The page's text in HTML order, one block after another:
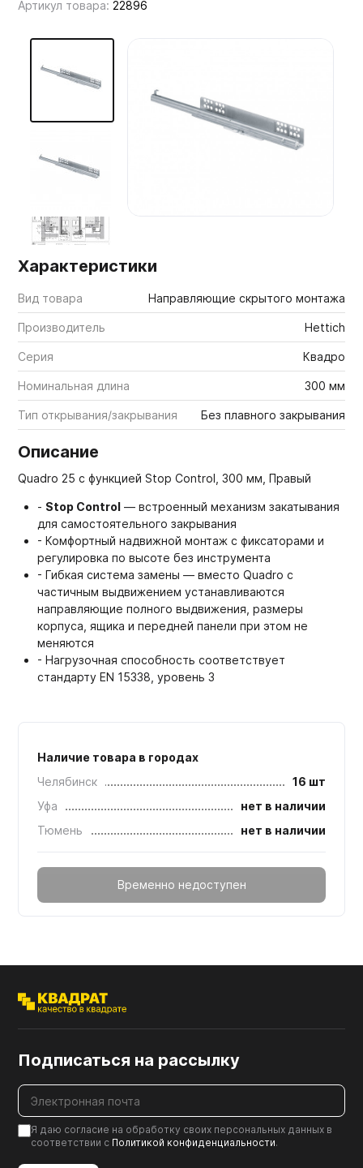
Артикул товара: 22896
Характеристики
Вид товара Направляющие скрытого монтажа
Производитель Hettich
Серия Квадро
Номинальная длина 300 мм
Тип открывания/закрывания Без плавного закрывания
Описание
Quadro 25 с функцией Stop Control, 300 мм, Правый
- Stop Control — встроенный механизм закатывания
для самостоятельного закрывания
- Комфортный надвижной монтаж с фиксаторами и
регулировка по высоте без инструмента
- Гибкая система замены — вместо Quadro с
частичным выдвижением устанавливаются
направляющие полного выдвижения, размеры
корпуса, ящика и передней панели при этом не
меняются
- Нагрузочная способность соответствует
стандарту EN 15338, уровень 3
Наличие товара в городах
Челябинск
16 шт
Уфа
нет в наличии
Тюмень
нет в наличии
Временно недоступен
Подписаться на рассылку
Я даю согласие на обработку своих персональных данных в
соответствии с Политикой конфиденциальности.